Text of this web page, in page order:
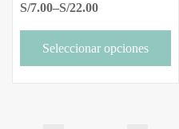
S/7.00–S/22.00
Seleccionar opciones